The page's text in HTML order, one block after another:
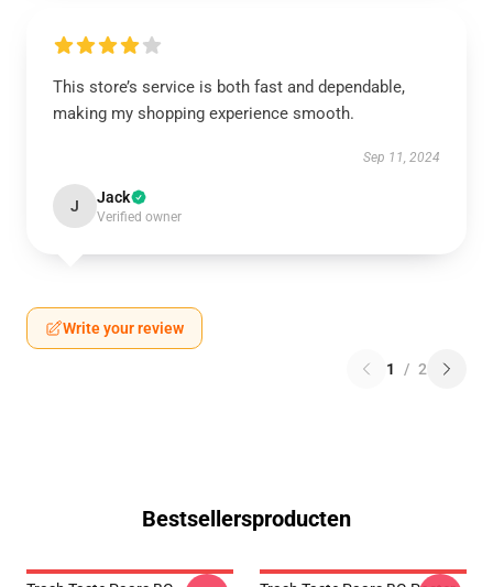
This store’s service is both fast and dependable,
making my shopping experience smooth.
Sep 11, 2024
J Jack
Verified owner
Write your review
1 / 2
Bestsellersproducten